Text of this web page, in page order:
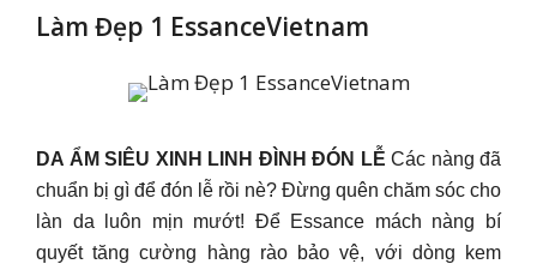
Làm Đẹp 1 EssanceVietnam
DA ẨM SIÊU XINH LINH ĐÌNH ĐÓN LỄ Các nàng đã
chuẩn bị gì để đón lễ rồi nè? Đừng quên chăm sóc cho
làn da luôn mịn mướt! Để Essance mách nàng bí
quyết tăng cường hàng rào bảo vệ, với dòng kem